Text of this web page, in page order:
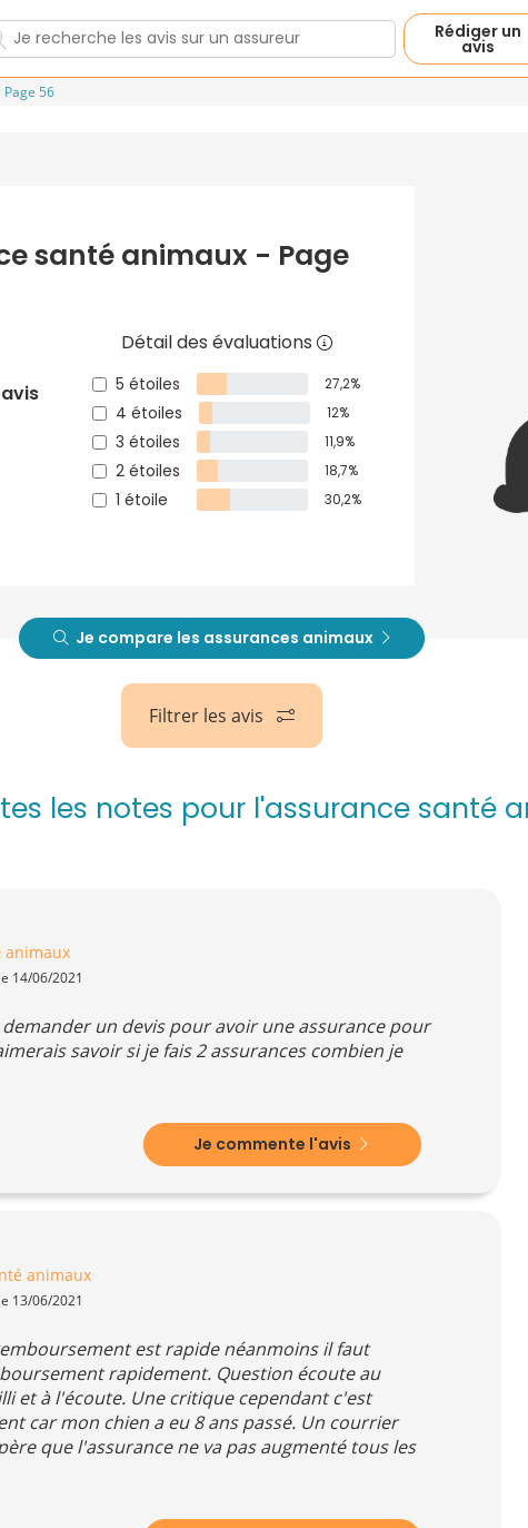
Rédiger un
avis
Page 56
santé animaux - Page
Détail des évaluations
5 étoiles 27,2%
4 étoiles 12%
3 étoiles 11,9%
2 étoiles 18,7%
1 étoile 30,2%
Je compare les assurances animaux
Filtrer les avis
les notes pour l'assurance santé
animaux
14/06/2021
un devis pour avoir une assurance pour
savoir si je fais 2 assurances combien je
Je commente l'avis
animaux
13/06/2021
est rapide néanmoins il faut
rapidement. Question écoute au
et à l'écoute. Une critique cependant c'est
car mon chien a eu 8 ans passé. Un courrier
que l'assurance ne va pas augmenté tous les